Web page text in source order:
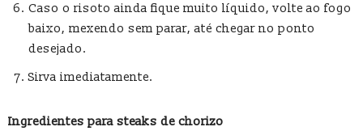
Caso o risoto ainda fique muito líquido, volte ao fogo
baixo, mexendo sem parar, até chegar no ponto
desejado.
Sirva imediatamente.
Ingredientes para steaks de chorizo